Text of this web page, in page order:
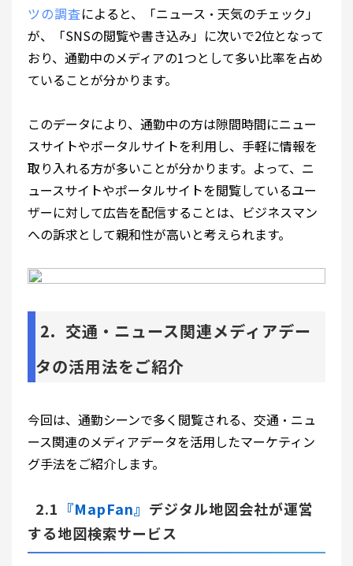
ツの調査によると、「ニュース・天気のチェック」
が、「SNSの閲覧や書き込み」に次いで2位となって
おり、通勤中のメディアの1つとして多い比率を占め
ていることが分かります。
このデータにより、通勤中の方は隙間時間にニュー
スサイトやポータルサイトを利用し、手軽に情報を
取り入れる方が多いことが分かります。よって、ニ
ュースサイトやポータルサイトを閲覧しているユー
ザーに対して広告を配信することは、ビジネスマン
への訴求として親和性が高いと考えられます。
2. 交通・ニュース関連メディアデー
タの活用法をご紹介
今回は、通勤シーンで多く閲覧される、交通・ニュ
ース関連のメディアデータを活用したマーケティン
グ手法をご紹介します。
2.1 『MapFan』 デジタル地図会社が運営
する地図検索サービス